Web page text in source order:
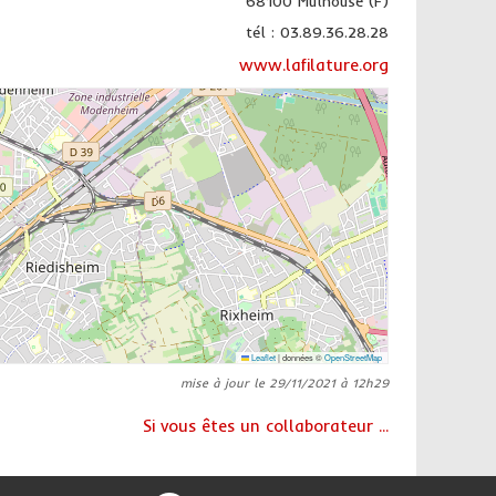
tél : 03.89.36.28.28
www.lafilature.org
Leaflet|données ©OpenStreetMap
mise à jour le 29/11/2021 à 12h29
Si vous êtes un collaborateur ...